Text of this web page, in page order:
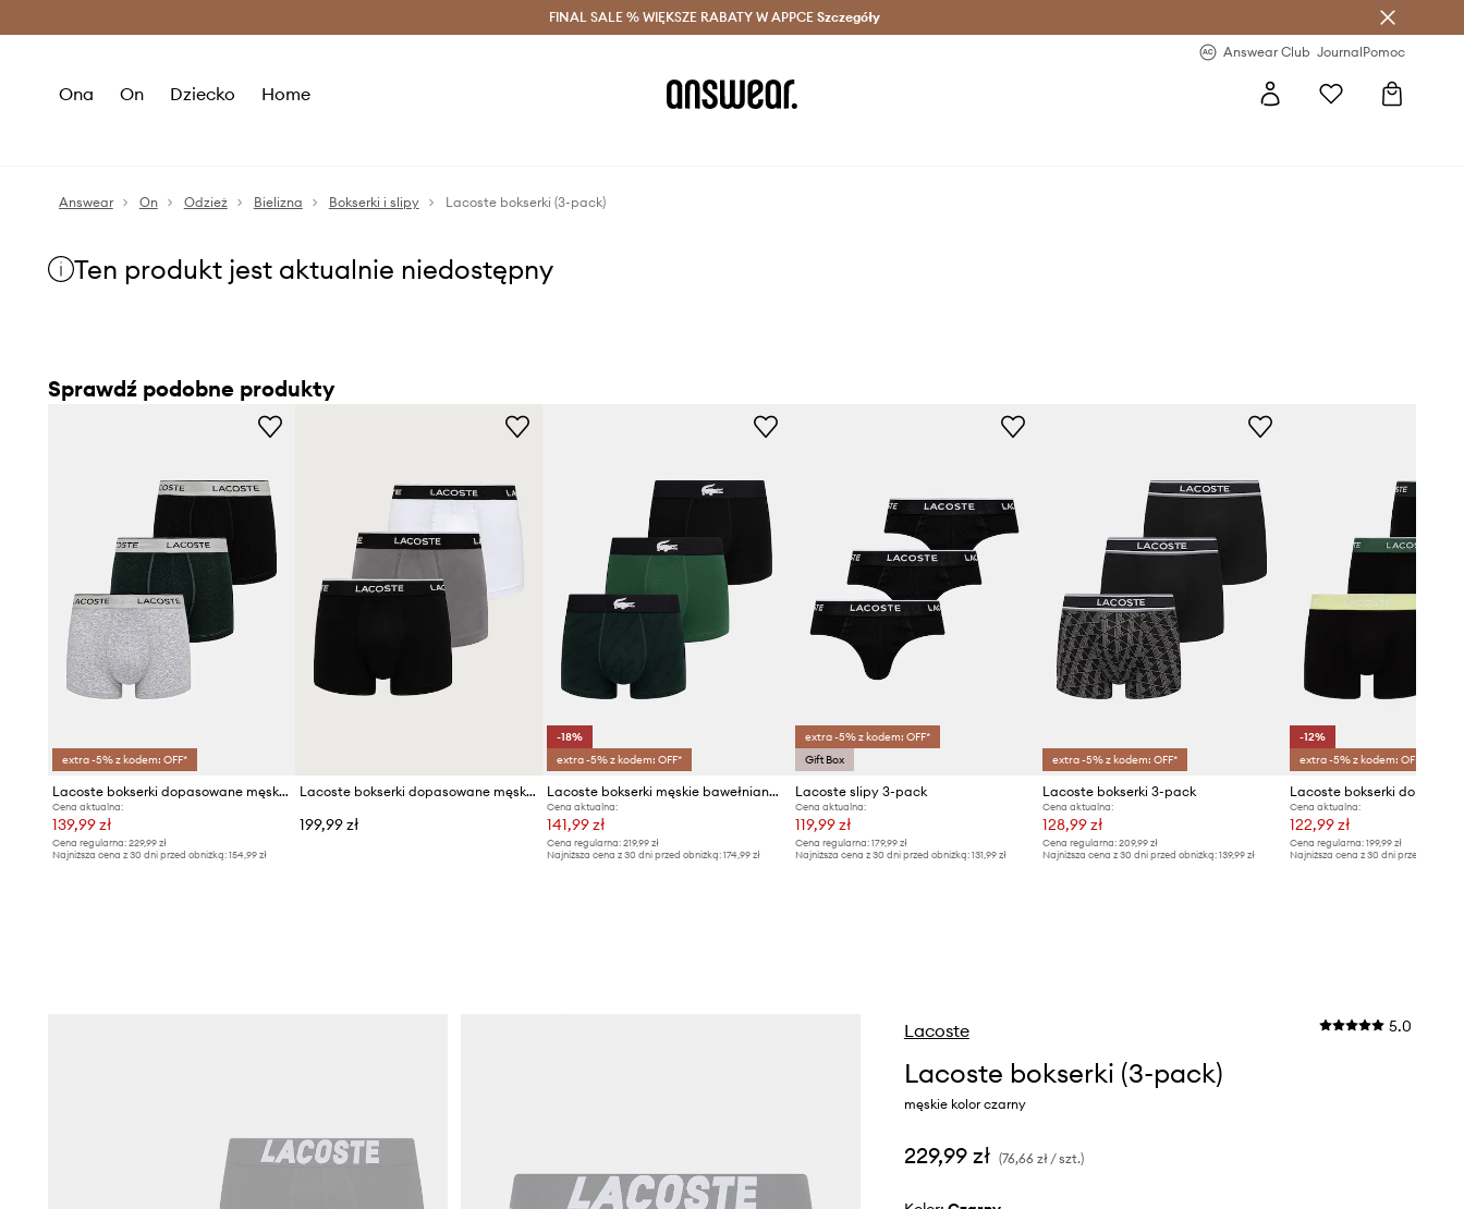
Oszczędzaj z Answear Club > Dostawa nawet w 24h >
FINAL SALE % WIĘKSZE RABATY W APPCE Szczegóły
Answear Club JournalPomoc
Ona On Dziecko Home
Answear On Odzież Bielizna Bokserki i slipy Lacoste bokserki (3-pack)
Ten produkt jest aktualnie niedostępny
Sprawdź podobne produkty
extra -5% z kodem: OFF*
Lacoste bokserki dopasowane męskie z bawełną 3-pack
Cena aktualna:
139,99 zł
Cena regularna: 229,99 zł
Najniższa cena z 30 dni przed obniżką: 154,99 zł
Lacoste bokserki dopasowane męskie bawełniane z elastanem 3-pack
199,99 zł
-18%
extra -5% z kodem: OFF*
Lacoste bokserki męskie bawełniane z elastanem 3-pack
Cena aktualna:
141,99 zł
Cena regularna: 219,99 zł
Najniższa cena z 30 dni przed obniżką: 174,99 zł
extra -5% z kodem: OFF*
Gift Box
Lacoste slipy 3-pack
Cena aktualna:
119,99 zł
Cena regularna: 179,99 zł
Najniższa cena z 30 dni przed obniżką: 131,99 zł
extra -5% z kodem: OFF*
Lacoste bokserki 3-pack
Cena aktualna:
128,99 zł
Cena regularna:209,99 zł
Najniższa cena z 30 dni przed obniżką:139,99 zł
-12%
extra -5% z kodem: OFF*
Cena aktualna:
122,99 zł
Cena regularna: 199,99 zł
Najniższa cena z 30 dni przed obniżką:
Lacoste 5.0
Lacoste bokserki (3-pack)
męskie kolor czarny
229,99 zł (76,66 zł / szt.)